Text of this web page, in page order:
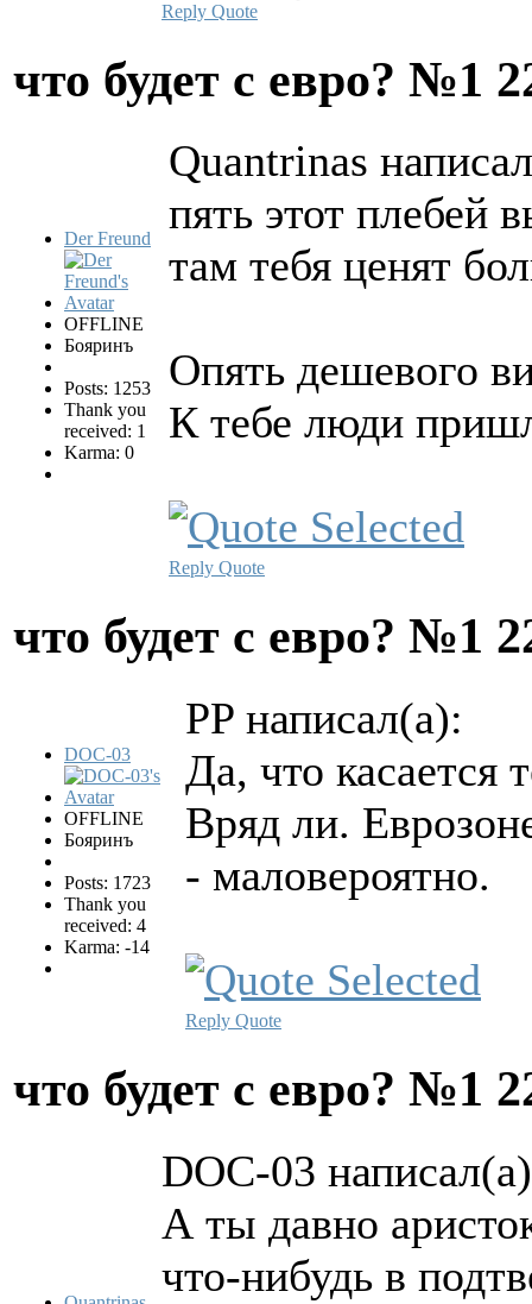
Reply Quote
что будет с евро? №1
Der Freund
OFFLINE
Бояринъ
Posts: 1253
Thank you
received: 1
Karma: 0
Quantrinas
пять этот плебей
там тебя ценят
Опять дешевого
К тебе люди
Reply Quote
что будет с евро? №1
DOC-03
OFFLINE
Бояринъ
Posts: 1723
Thank you
received: 4
Karma: -14
PP написал(а):
Да, что касается
Вряд ли.
- маловероятно.
Reply Quote
что будет с евро? №1
DOC-03
А ты давно
что-нибудь в